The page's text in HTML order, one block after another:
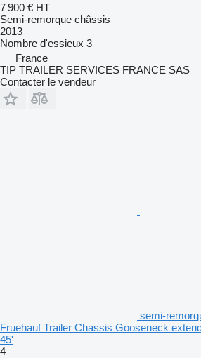
7 900 € HT
Semi-remorque châssis
2013
Nombre d'essieux 3
France
TIP TRAILER SERVICES FRANCE SAS
Contacter le vendeur
semi-
Fruehauf Trailer Chassis Gooseneck
45'
4